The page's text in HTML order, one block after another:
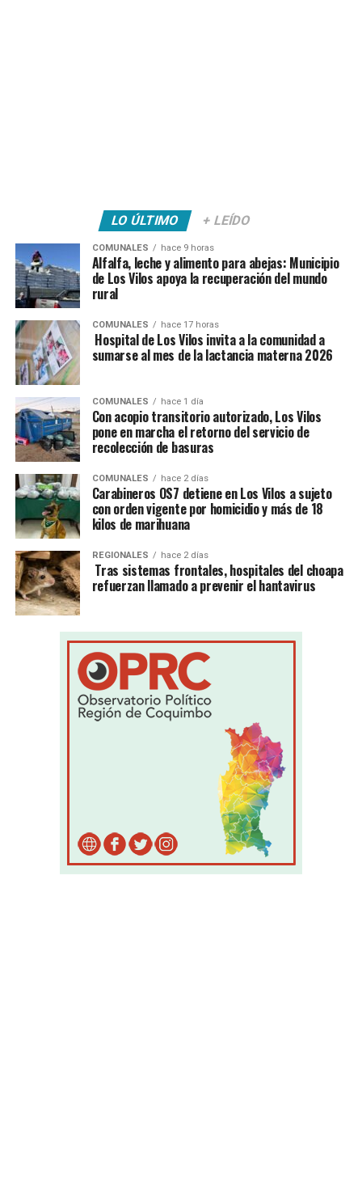
LO ÚLTIMO + LEÍDO
COMUNALES hace 9 horas
Alfalfa, leche y alimento para abejas: Municipio
de Los Vilos apoya la recuperación del mundo
rural
COMUNALES hace 17 horas
Hospital de Los Vilos invita a la comunidad a
sumarse al mes de la lactancia materna 2026
COMUNALES hace 1 día
Con acopio transitorio autorizado, Los Vilos
pone en marcha el retorno del servicio de
recolección de basuras
COMUNALES hace 2 días
Carabineros OS7 detiene en Los Vilos a sujeto
con orden vigente por homicidio y más de 18
kilos de marihuana
REGIONALES hace 2 días
Tras sistemas frontales, hospitales del choapa
refuerzan llamado a prevenir el hantavirus